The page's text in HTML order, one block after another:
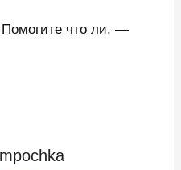
Помогите что ли. —